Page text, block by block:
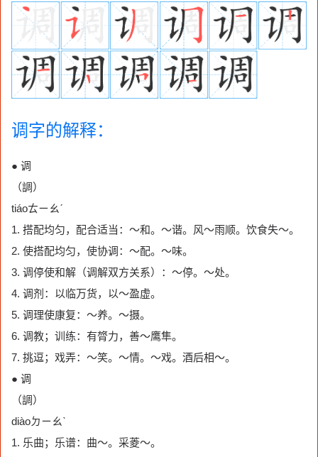
调字的解释：
● 调
（調）
tiáoㄊㄧㄠˊ
1. 搭配均匀，配合适当：～和。～谐。风～雨顺。饮食失～。
2. 使搭配均匀，使协调：～配。～味。
3. 调停使和解（调解双方关系）：～停。～处。
4. 调剂：以临万货，以～盈虚。
5. 调理使康复：～养。～摄。
6. 调教；训练：有膂力，善～鹰隼。
7. 挑逗；戏弄：～笑。～情。～戏。酒后相～。
● 调
（調）
diàoㄉㄧㄠˋ
1. 乐曲；乐谱：曲～。采菱～。